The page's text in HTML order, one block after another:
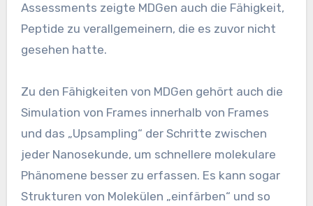
Assessments zeigte MDGen auch die Fähigkeit,
Peptide zu verallgemeinern, die es zuvor nicht
gesehen hatte.
Zu den Fähigkeiten von MDGen gehört auch die
Simulation von Frames innerhalb von Frames
und das „Upsampling“ der Schritte zwischen
jeder Nanosekunde, um schnellere molekulare
Phänomene besser zu erfassen. Es kann sogar
Strukturen von Molekülen „einfärben“ und so